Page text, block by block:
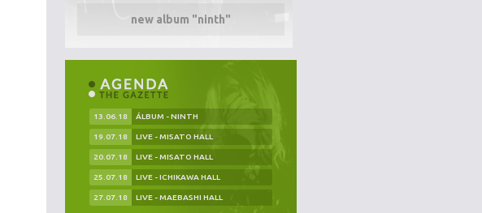
new album "ninth"
13.06.18 ÁLBUM - NINTH
19.07.18 LIVE - MISATO HALL
20.07.18 LIVE - MISATO HALL
25.07.18 LIVE - ICHIKAWA HALL
27.07.18 LIVE - MAEBASHI HALL